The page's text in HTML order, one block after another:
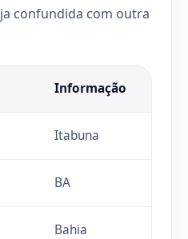
confundida com outra
Informação
Itabuna
BA
Bahia